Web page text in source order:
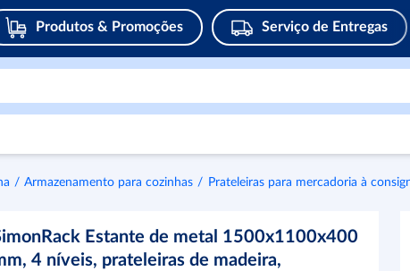
Produtos & Promoções Serviço de Entregas
Armazenamento para cozinhas Prateleiras para mercadoria à
Estante de metal 1500x1100x400
4 níveis, prateleiras de madeira,